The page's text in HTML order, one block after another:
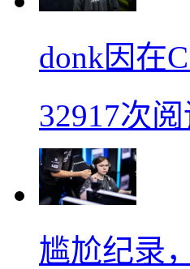
donk因在
32917次
尴尬纪录